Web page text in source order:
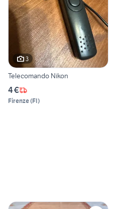
3
Telecomando Nikon
4 €
Firenze(FI)